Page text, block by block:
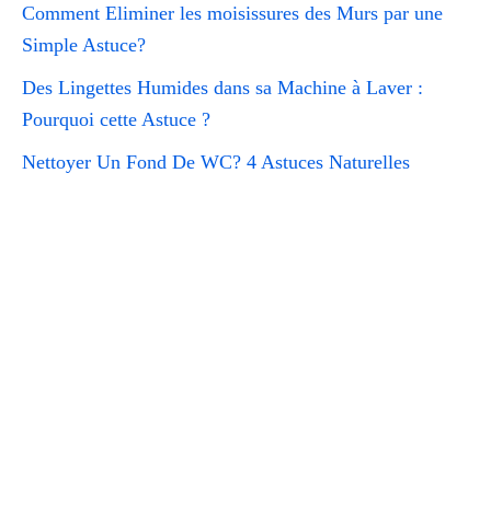
Comment Eliminer les moisissures des Murs par une
Simple Astuce?
Des Lingettes Humides dans sa Machine à Laver :
Pourquoi cette Astuce ?
Nettoyer Un Fond De WC? 4 Astuces Naturelles